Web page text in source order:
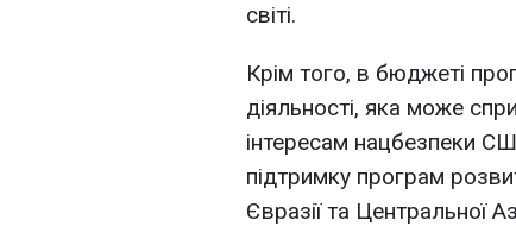
світі.
Крім того, в бюджеті
діяльності, яка може
інтересам нацбезпеки
підтримку програм
Євразії та Центральної